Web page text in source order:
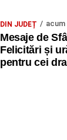
DIN JUDEȚ acum
Mesaje de
Felicitări și
pentru cei